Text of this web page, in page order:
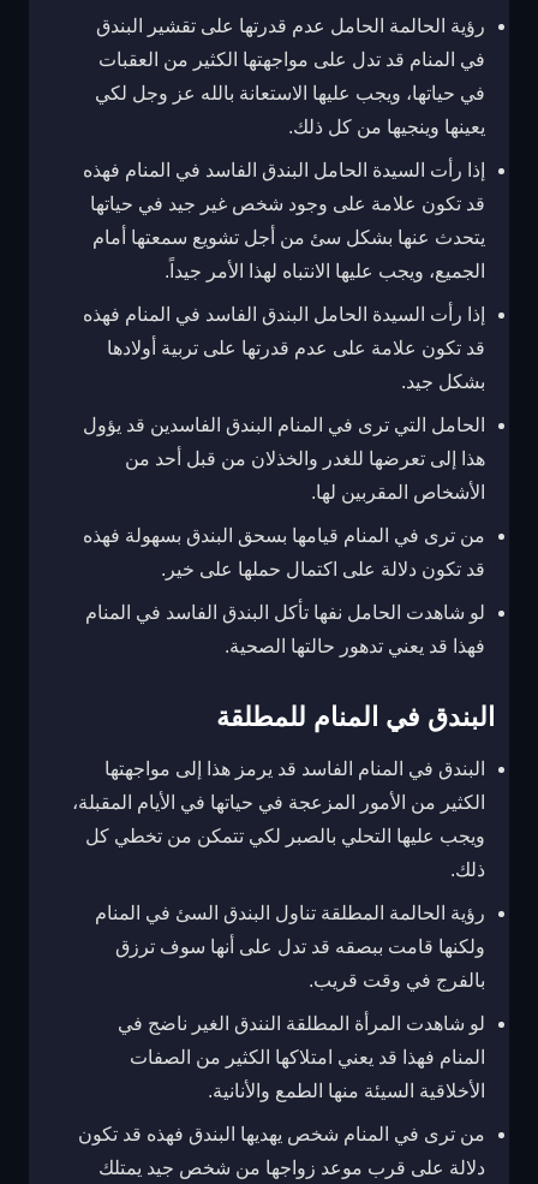
رؤية الحالمة الحامل عدم قدرتها على تقشير البندق
في المنام قد تدل على مواجهتها الكثير من العقبات
في حياتها، ويجب عليها الاستعانة بالله عز وجل لكي
يعينها وينجيها من كل ذلك.
إذا رأت السيدة الحامل البندق الفاسد في المنام فهذه
قد تكون علامة على وجود شخص غير جيد في حياتها
يتحدث عنها بشكل سئ من أجل تشويع سمعتها أمام
الجميع، ويجب عليها الانتباه لهذا الأمر جيداً.
إذا رأت السيدة الحامل البندق الفاسد في المنام فهذه
قد تكون علامة على عدم قدرتها على تربية أولادها
بشكل جيد.
الحامل التي ترى في المنام البندق الفاسدين قد يؤول
هذا إلى تعرضها للغدر والخذلان من قبل أحد من
الأشخاص المقربين لها.
من ترى في المنام قيامها بسحق البندق بسهولة فهذه
قد تكون دلالة على اكتمال حملها على خير.
لو شاهدت الحامل نفها تأكل البندق الفاسد في المنام
فهذا قد يعني تدهور حالتها الصحية.
البندق في المنام للمطلقة
البندق في المنام الفاسد قد يرمز هذا إلى مواجهتها
الكثير من الأمور المزعجة في حياتها في الأيام المقبلة،
ويجب عليها التحلي بالصبر لكي تتمكن من تخطي كل
ذلك.
رؤية الحالمة المطلقة تناول البندق السئ في المنام
ولكنها قامت ببصقه قد تدل على أنها سوف ترزق
بالفرج في وقت قريب.
لو شاهدت المرأة المطلقة النندق الغير ناضج في
المنام فهذا قد يعني امتلاكها الكثير من الصفات
الأخلاقية السيئة منها الطمع والأنانية.
من ترى في المنام شخص يهديها البندق فهذه قد تكون
دلالة على قرب موعد زواجها من شخص جيد يمتلك